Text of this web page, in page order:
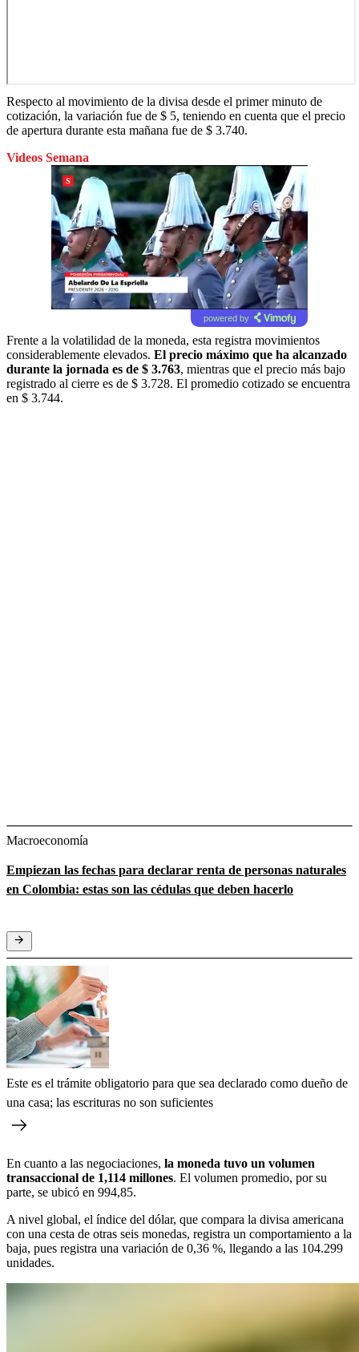
Respecto al movimiento de la divisa desde el primer minuto de
cotización, la variación fue de $ 5, teniendo en cuenta que el precio
de apertura durante esta mañana fue de $ 3.740.
Videos Semana
powered by
Frente a la volatilidad de la moneda, esta registra movimientos
considerablemente elevados. El precio máximo que ha alcanzado
durante la jornada es de $ 3.763, mientras que el precio más bajo
registrado al cierre es de $ 3.728. El promedio cotizado se encuentra
en $ 3.744.
Macroeconomía
Empiezan las fechas para declarar renta de personas naturales
en Colombia: estas son las cédulas que deben hacerlo
Este es el trámite obligatorio para que sea declarado como dueño de
una casa; las escrituras no son suficientes
En cuanto a las negociaciones, la moneda tuvo un volumen
transaccional de 1,114 millones. El volumen promedio, por su
parte, se ubicó en 994,85.
A nivel global, el índice del dólar, que compara la divisa americana
con una cesta de otras seis monedas, registra un comportamiento a la
baja, pues registra una variación de 0,36 %, llegando a las 104.299
unidades.